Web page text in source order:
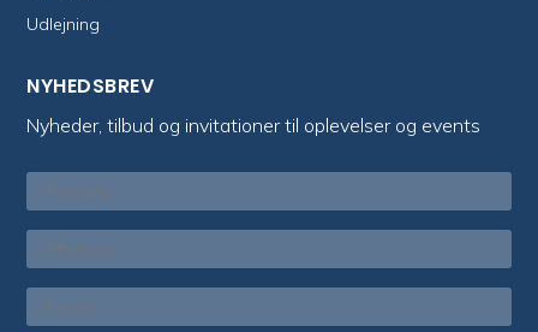
Udlejning
NYHEDSBREV
Nyheder, tilbud og invitationer til oplevelser og events